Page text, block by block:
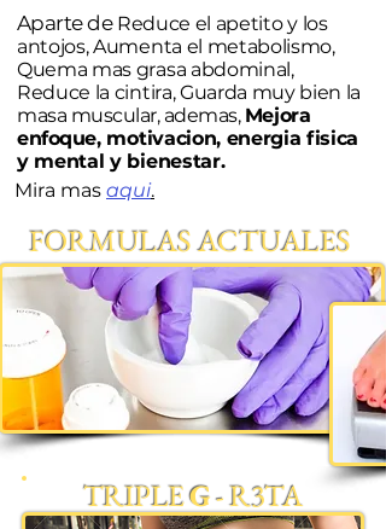
Aparte de Reduce el apetito y los
antojos, Aumenta el metabolismo,
Quema mas grasa abdominal,
Reduce la cintira, Guarda muy bien la
masa muscular, ademas, Mejora
enfoque, motivacion, energia fisica
y mental y bienestar.
Mira mas aqui.
FORMULAS ACTUALES
TRIPLEG- R3TA